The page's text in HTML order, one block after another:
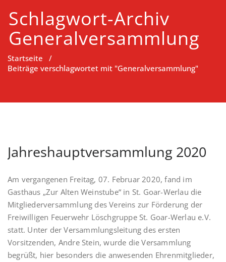
Schlagwort-Archiv
Generalversammlung
Startseite /
Beiträge verschlagwortet mit "Generalversammlung"
Jahreshauptversammlung 2020
Am vergangenen Freitag, 07. Februar 2020, fand im
Gasthaus „Zur Alten Weinstube“ in St. Goar-Werlau die
Mitgliederversammlung des Vereins zur Förderung der
Freiwilligen Feuerwehr Löschgruppe St. Goar-Werlau e.V.
statt. Unter der Versammlungsleitung des ersten
Vorsitzenden, Andre Stein, wurde die Versammlung
begrüßt, hier besonders die anwesenden Ehrenmitglieder,